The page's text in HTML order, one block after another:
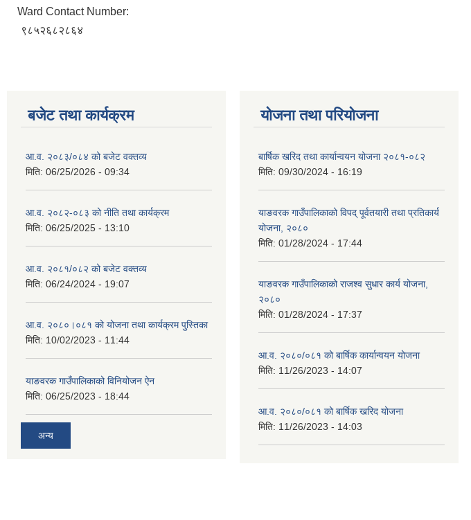
Ward Contact Number:
९८५२६८२८६४
बजेट तथा कार्यक्रम
आ.व. २०८३/०८४ को बजेट वक्तव्य
मिति: 06/25/2026 - 09:34
आ.व. २०८२-०८३ को नीति तथा कार्यक्रम
मिति: 06/25/2025 - 13:10
आ.व. २०८१/०८२ को बजेट वक्तव्य
मिति: 06/24/2024 - 19:07
आ.व. २०८०।०८१ को योजना तथा कार्यक्रम पुस्तिका
मिति: 10/02/2023 - 11:44
याङवरक गाउँपालिकाको विनियोजन ऐन
मिति: 06/25/2023 - 18:44
अन्य
योजना तथा परियोजना
बार्षिक खरिद तथा कार्यान्वयन योजना २०८१-०८२
मिति: 09/30/2024 - 16:19
याङवरक गाउँपालिकाको विपद् पूर्वतयारी तथा प्रतिकार्य
योजना, २०८०
मिति: 01/28/2024 - 17:44
याङवरक गाउँपालिकाको राजश्व सुधार कार्य योजना,
२०८०
मिति: 01/28/2024 - 17:37
आ.व. २०८०/०८१ को बार्षिक कार्यान्वयन योजना
मिति: 11/26/2023 - 14:07
आ.व. २०८०/०८१ को बार्षिक खरिद योजना
मिति: 11/26/2023 - 14:03